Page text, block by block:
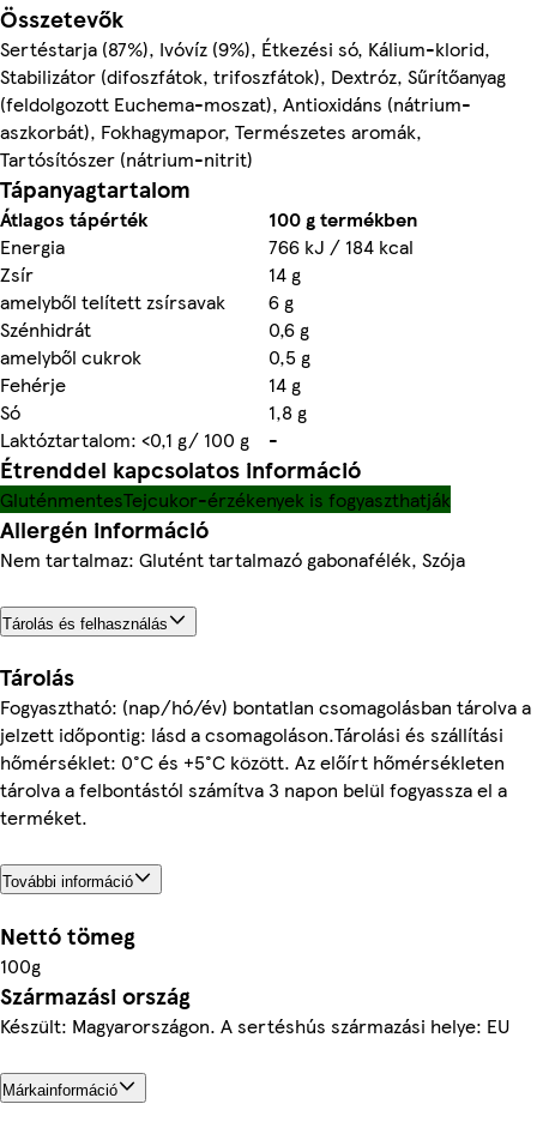
Összetevők
Sertéstarja (87%), Ivóvíz (9%), Étkezési só, Kálium-klorid,
Stabilizátor (difoszfátok, trifoszfátok), Dextróz, Sűrítőanyag
(feldolgozott Euchema-moszat), Antioxidáns (nátrium-
aszkorbát), Fokhagymapor, Természetes aromák,
Tartósítószer (nátrium-nitrit)
Tápanyagtartalom
Átlagos tápérték
100 g termékben
Energia
766 kJ / 184 kcal
Zsír
14 g
amelyből telített zsírsavak
6 g
Szénhidrát
0,6 g
amelyből cukrok
0,5 g
Fehérje
14 g
Só
1,8 g
Laktóztartalom: <0,1 g/ 100 g
-
Étrenddel kapcsolatos információ
GluténmentesTejcukor-érzékenyek is fogyaszthatják
Allergén információ
Nem tartalmaz: Glutént tartalmazó gabonafélék, Szója
Tárolás és felhasználás
Tárolás
Fogyasztható: (nap/hó/év) bontatlan csomagolásban tárolva a
jelzett időpontig: lásd a csomagoláson.Tárolási és szállítási
hőmérséklet: 0°C és +5°C között. Az előírt hőmérsékleten
tárolva a felbontástól számítva 3 napon belül fogyassza el a
terméket.
További információ
Nettó tömeg
100g
Származási ország
Készült: Magyarországon. A sertéshús származási helye: EU
Márkainformáció